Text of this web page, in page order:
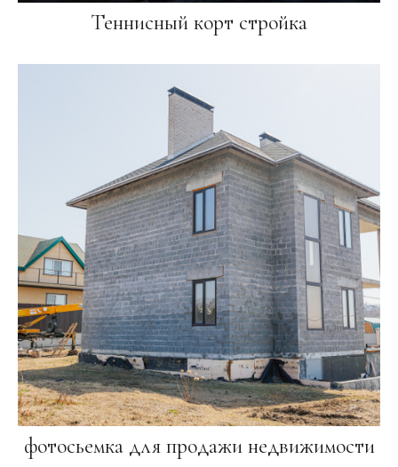
Теннисный корт стройка
фотосьемка для продажи недвижимости